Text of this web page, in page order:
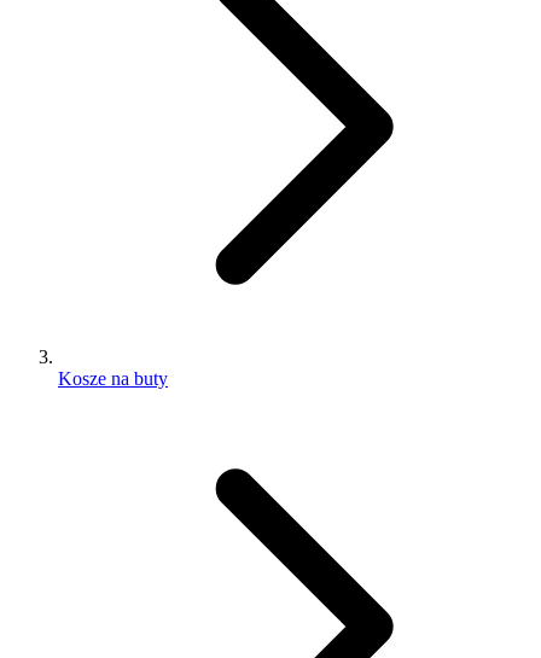
Kosze na buty